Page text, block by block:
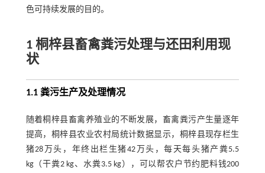
色可持续发展的目的。
1 桐梓县畜禽粪污处理与还田利用现
状
1.1 粪污生产及处理情况
随着桐梓县畜禽养殖业的不断发展，畜禽粪污产生量逐年
提高，桐梓县农业农村局统计数据显示，桐梓县现存栏生
猪28万头，年终出栏生猪42万头，每天每头猪产粪5.5
kg（干粪2 kg、水粪3.5 kg），可以帮农户节约肥料钱200